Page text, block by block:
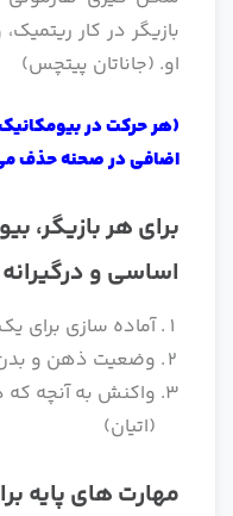
بازیگر در کار
او. (جاناتان پیتچس)
(هر حرکت در
اضافی در صحنه حذف
اساسی و
آماده سازی برای
وضعیت ذهن و
واکنش به آنچه که
(اتیان)
مهارت های پایه